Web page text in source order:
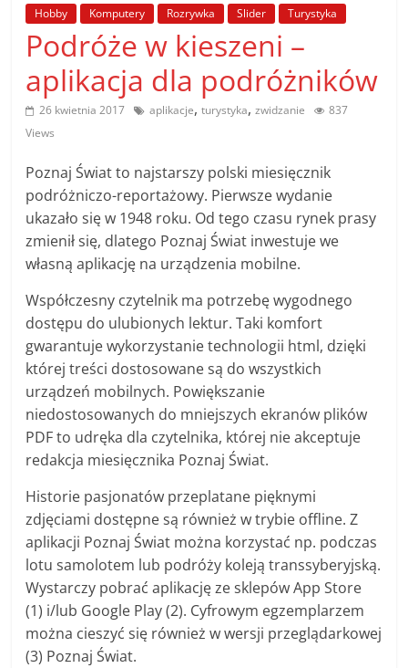
poradniki.
Porady
praktyczne
porady
wskazówki
poradniki
na
każdy
Hobby Komputery Rozrywka Slider Turystyka
Podróże w kieszeni –
aplikacja dla podróżników
26 kwietnia 2017 aplikacje,turystyka,zwidzanie
837
Views
Poznaj Świat to najstarszy polski miesięcznik
podróżniczo-reportażowy. Pierwsze wydanie
ukazało się w 1948 roku. Od tego czasu rynek prasy
zmienił się, dlatego Poznaj Świat inwestuje we
własną aplikację na urządzenia mobilne.
Współczesny czytelnik ma potrzebę wygodnego
dostępu do ulubionych lektur. Taki komfort
gwarantuje wykorzystanie technologii html, dzięki
której treści dostosowane są do wszystkich
urządzeń mobilnych. Powiększanie
niedostosowanych do mniejszych ekranów plików
PDF to udręka dla czytelnika, której nie akceptuje
redakcja miesięcznika Poznaj Świat.
Historie pasjonatów przeplatane pięknymi
zdjęciami dostępne są również w trybie offline. Z
aplikacji Poznaj Świat można korzystać np. podczas
lotu samolotem lub podróży koleją transsyberyjską.
Wystarczy pobrać aplikację ze sklepów App Store
(1) i/lub Google Play (2). Cyfrowym egzemplarzem
można cieszyć się również w wersji przeglądarkowej
(3) Poznaj Świat.